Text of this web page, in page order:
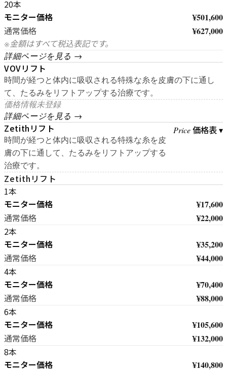
20本
モニター価格 ¥501,600
通常価格 ¥627,000
※金額はすべて税込表記です。
詳細ページを見る →
VOVリフト
時間が経つと体内に吸収される特殊な糸を皮膚の下に通し
て、たるみをリフトアップする治療です。
価格情報未登録
詳細ページを見る →
Zetithリフト
時間が経つと体内に吸収される特殊な糸を皮
膚の下に通して、たるみをリフトアップする
治療です。
Price価格表 ▾
Zetithリフト
1本
モニター価格 ¥17,600
通常価格 ¥22,000
2本
モニター価格 ¥35,200
通常価格 ¥44,000
4本
モニター価格 ¥70,400
通常価格 ¥88,000
6本
モニター価格 ¥105,600
通常価格 ¥132,000
8本
モニター価格 ¥140,800